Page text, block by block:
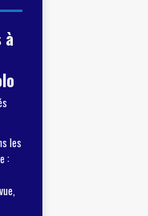
à
les
: